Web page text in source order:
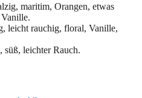
maritim, Orangen, etwas
leicht rauchig, floral, Vanille,
süß, leichter Rauch.